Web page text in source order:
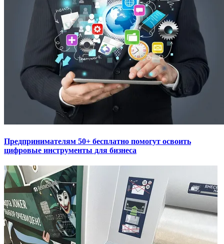
Предпринимателям 50+ бесплатно помогут освоить
цифровые инструменты для бизнеса